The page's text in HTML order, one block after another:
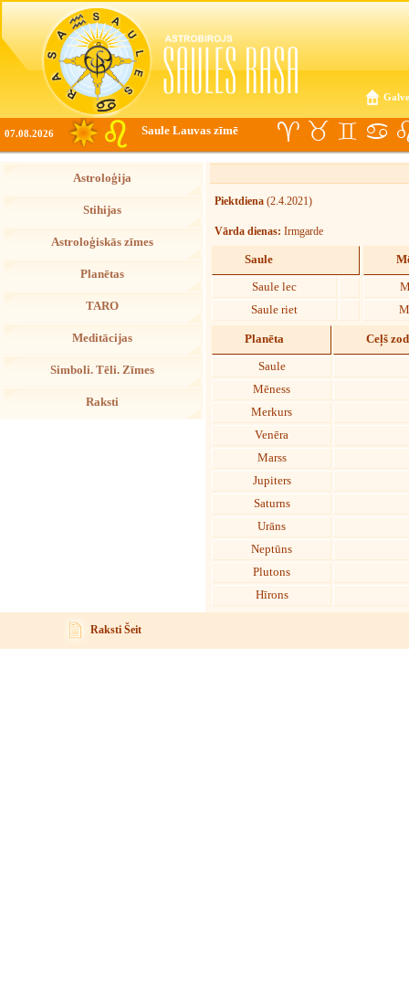
07.08.2026 Saule Lauvas zīmē
Astroloģija
Stihijas
Astroloģiskās zīmes
Planētas
TARO
Meditācijas
Simboli. Tēli. Zīmes
Raksti
Piektdiena (2.4.2021)
Vārda dienas: Irmgarde
Saule
Saule lec
Saule riet
Planēta Ceļš
Saule
Mēness
Merkurs
Venēra
Marss
Jupiters
Saturns
Urāns
Neptūns
Plutons
Hīrons
Raksti Šeit